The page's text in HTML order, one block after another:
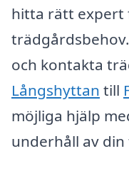
hitta rätt expert
och kontakta
Långshyttan till
möjliga hjälp
underhåll av